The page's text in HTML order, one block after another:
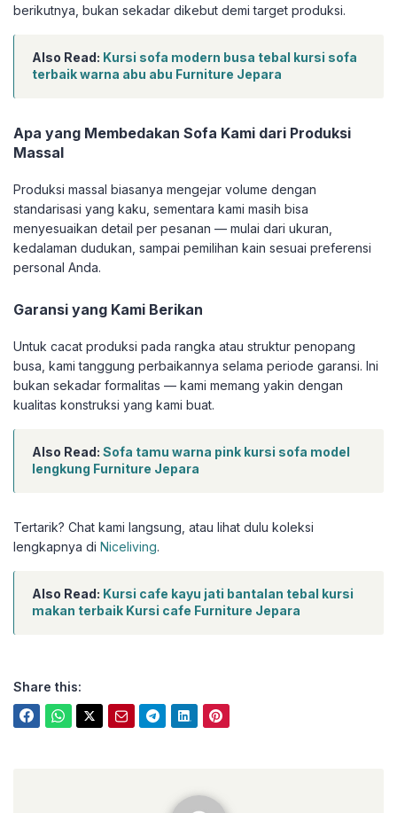
berikutnya, bukan sekadar dikebut demi target produksi.
Also Read: Kursi sofa modern busa tebal kursi sofa
terbaik warna abu abu Furniture Jepara
Apa yang Membedakan Sofa Kami dari Produksi
Massal
Produksi massal biasanya mengejar volume dengan
standarisasi yang kaku, sementara kami masih bisa
menyesuaikan detail per pesanan — mulai dari ukuran,
kedalaman dudukan, sampai pemilihan kain sesuai preferensi
personal Anda.
Garansi yang Kami Berikan
Untuk cacat produksi pada rangka atau struktur penopang
busa, kami tanggung perbaikannya selama periode garansi. Ini
bukan sekadar formalitas — kami memang yakin dengan
kualitas konstruksi yang kami buat.
Also Read: Sofa tamu warna pink kursi sofa model
lengkung Furniture Jepara
Tertarik? Chat kami langsung, atau lihat dulu koleksi
lengkapnya di Niceliving.
Also Read: Kursi cafe kayu jati bantalan tebal kursi
makan terbaik Kursi cafe Furniture Jepara
Share this: